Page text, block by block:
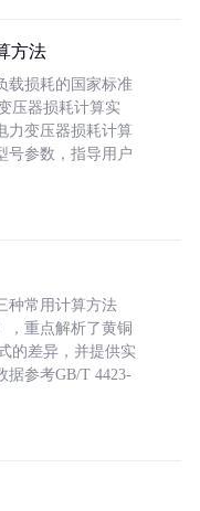
方法
载损耗的国家标准
压器损耗计算实
力变压器损耗计算
号参数，指导用户
种常用计算方法
，重点解析了黄铜
的差异，并提供实
据参考GB/T 4423-